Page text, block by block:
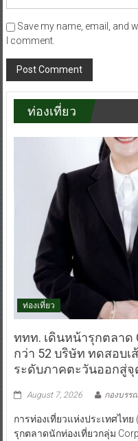
Save my name, email, and
I comment.
ท่องเที่ยว
ท่องเที่ยว
ททท. เดินหน้ารุกตลาด
กว่า 52 บริษัท ทดสอบเ
ระดับภาคตะวันออกสู่
August 7, 2026 กองบรร
การท่องเที่ยวแห่งประเทศไท
รุกตลาดนักท่องเที่ยวกลุ่ม